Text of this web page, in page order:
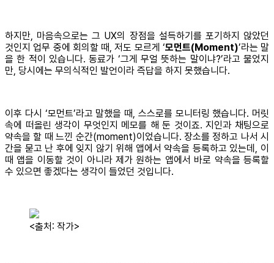
하지만, 마음속으로는 그 UX의 장점을 설득하기를 포기하지 않았던
것인지 업무 중에 회의할 때, 저도 모르게 ‘모먼트(Moment)’라는 말
을 한 적이 있습니다. 동료가 ‘그게 무얼 뜻하는 말이냐?’라고 물었지
만, 당시에는 무의식적인 발언이라 즉답을 하지 못했습니다.
이후 다시 ‘모먼트’라고 말했을 때, 스스로를 모니터링 했습니다. 머릿
속에 떠올린 생각이 무엇인지 메모를 해 둔 것이죠. 지인과 채팅으로
약속을 할 때 느낀 순간(moment)이었습니다. 장소를 정하고 나서 시
간을 묻고 난 후에 잊지 않기 위해 앱에서 약속을 등록하고 있는데, 이
때 앱을 이동할 것이 아니라 제가 원하는 앱에서 바로 약속을 등록할
수 있으면 좋겠다는 생각이 들었던 것입니다.
<출처: 작가>